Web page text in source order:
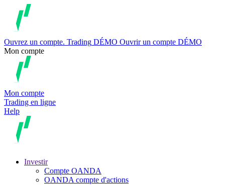
Ouvrez un compte. Trading DÉMO Ouvrir un compte DÉMO
Mon compte
Mon compte
Trading en ligne
Help
Investir
Compte OANDA
OANDA compte d'actions